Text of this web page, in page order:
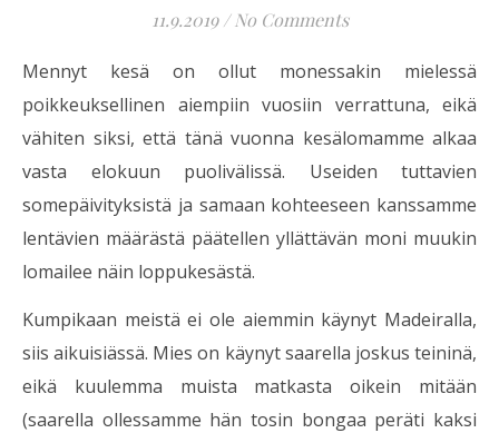
11.9.2019 / No Comments
Mennyt kesä on ollut monessakin mielessä
poikkeuksellinen aiempiin vuosiin verrattuna, eikä
vähiten siksi, että tänä vuonna kesälomamme alkaa
vasta elokuun puolivälissä. Useiden tuttavien
somepäivityksistä ja samaan kohteeseen kanssamme
lentävien määrästä päätellen yllättävän moni muukin
lomailee näin loppukesästä.
Kumpikaan meistä ei ole aiemmin käynyt Madeiralla,
siis aikuisiässä. Mies on käynyt saarella joskus teininä,
eikä kuulemma muista matkasta oikein mitään
(saarella ollessamme hän tosin bongaa peräti kaksi